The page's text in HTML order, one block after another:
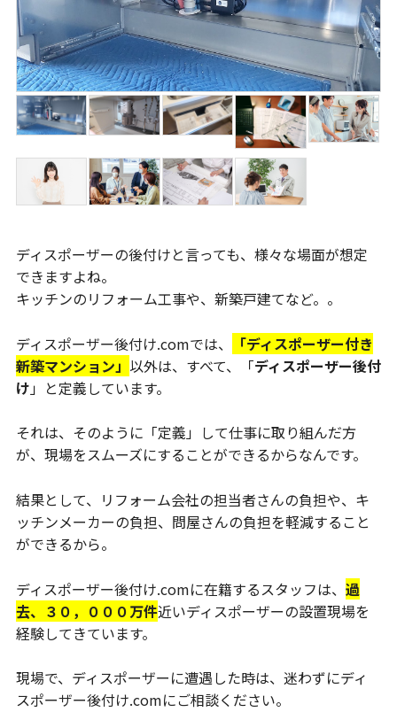
ディスポーザーの後付けと言っても、様々な場面が想定
できますよね。
キッチンのリフォーム工事や、新築戸建てなど。。
ディスポーザー後付け.comでは、
「ディスポーザー付き
新築マンション」 以外は、すべて、「ディスポーザー後付
け」と定義しています。
それは、そのように「定義」して仕事に取り組んだ方
が、現場をスムーズにすることができるからなんです。
結果として、リフォーム会社の担当者さんの負担や、キ
ッチンメーカーの負担、問屋さんの負担を軽減すること
ができるから。
ディスポーザー後付け.comに在籍するスタッフは、 過
去、３０，０００万件近いディスポーザーの設置現場を
経験してきています。
現場で、ディスポーザーに遭遇した時は、迷わずにディ
スポーザー後付け.comにご相談ください。